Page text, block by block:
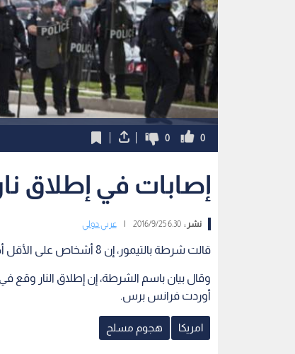
0
0
إصابات في إطلاق نار
نشر :6:30 2016/9/25 عربي دولي
قالت شرطة بالتيمور، إن 8 أشخاص على الأقل أصيبوا بإطلاق نار بمدينة بالتيمور بولاية ماريلاند الأميركية.
وقال بيان باسم الشرطة، إن إطلاق النار وقع
أوردت فرانس برس.
امريكا هجوم مسلح